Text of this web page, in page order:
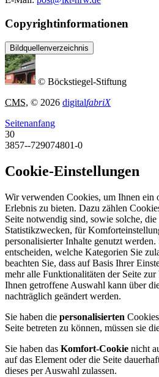
Copyrightinformationen
Bildquellenverzeichnis
© Böckstiegel-Stiftung
CMS, © 2026 digitalfabriX
Seitenanfang
30
3857--729074801-0
Cookie-Einstellungen
Wir verwenden Cookies, um Ihnen ein
Erlebnis zu bieten. Dazu zählen
Seite notwendig sind, sowie solche,
Statistikzwecken, für
personalisierter Inhalte genutzt werden.
entscheiden, welche Kategorien Sie
beachten Sie, dass auf Basis Ihrer
mehr alle Funktionalitäten der Seite
Ihnen getroffene Auswahl kann über
nachträglich geändert werden.
Sie haben die personalisierten
Seite betreten zu können, müssen sie
Sie haben das Komfort-Cookie nicht
auf das Element oder die Seite
dieses per Auswahl zulassen.